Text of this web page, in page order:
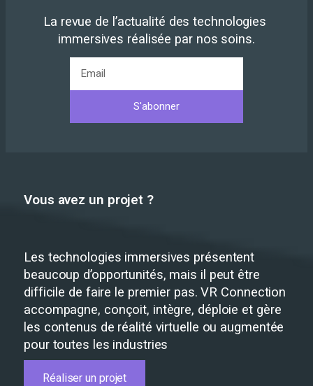
La revue de l’actualité des technologies
immersives réalisée par nos soins.
S'abonner
Vous avez un projet ?
Les technologies immersives présentent
beaucoup d’opportunités, mais il peut être
difficile de faire le premier pas. VR Connection
accompagne, conçoit, intègre, déploie et gère
les contenus de réalité virtuelle ou augmentée
pour toutes les industries
Réaliser un projet